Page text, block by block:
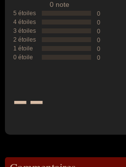
0 note
5 étoiles
0
4 étoiles
0
3 étoiles
0
2 étoiles
0
1 étoile
0
0 étoile
0
--